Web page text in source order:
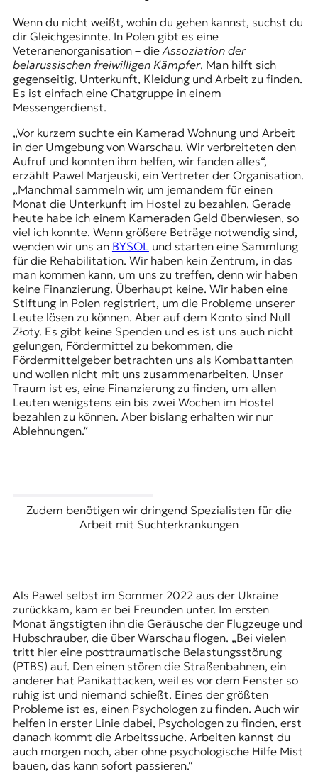
Wenn du nicht weißt, wohin du gehen kannst, suchst du
dir Gleichgesinnte. In Polen gibt es eine
Veteranenorganisation – dieAssoziation der
belarussischen freiwilligen Kämpfer. Man hilft sich
gegenseitig, Unterkunft, Kleidung und Arbeit zu finden.
Es ist einfach eine Chatgruppe in einem
Messengerdienst.
„Vor kurzem suchte ein Kamerad Wohnung und Arbeit
in der Umgebung von Warschau. Wir verbreiteten den
Aufruf und konnten ihm helfen, wir fanden alles“,
erzählt Pawel Marjeuski, ein Vertreter der Organisation.
„Manchmal sammeln wir, um jemandem für einen
Monat die Unterkunft im Hostel zu bezahlen. Gerade
heute habe ich einem Kameraden Geld überwiesen, so
viel ich konnte. Wenn größere Beträge notwendig sind,
wenden wir uns an BYSOL und starten eine Sammlung
für die Rehabilitation. Wir haben kein Zentrum, in das
man kommen kann, um uns zu treffen, denn wir haben
keine Finanzierung. Überhaupt keine. Wir haben eine
Stiftung in Polen registriert, um die Probleme unserer
Leute lösen zu können. Aber auf dem Konto sind Null
Złoty. Es gibt keine Spenden und es ist uns auch nicht
gelungen, Fördermittel zu bekommen, die
Fördermittelgeber betrachten uns als Kombattanten
und wollen nicht mit uns zusammenarbeiten. Unser
Traum ist es, eine Finanzierung zu finden, um allen
Leuten wenigstens ein bis zwei Wochen im Hostel
bezahlen zu können. Aber bislang erhalten wir nur
Ablehnungen.“
Zudem benötigen wir dringend Spezialisten für die
Arbeit mit Suchterkrankungen
Als Pawel selbst im Sommer 2022 aus der Ukraine
zurückkam, kam er bei Freunden unter. Im ersten
Monat ängstigten ihn die Geräusche der Flugzeuge und
Hubschrauber, die über Warschau flogen. „Bei vielen
tritt hier eine posttraumatische Belastungsstörung
(PTBS) auf. Den einen stören die Straßenbahnen, ein
anderer hat Panikattacken, weil es vor dem Fenster so
ruhig ist und niemand schießt. Eines der größten
Probleme ist es, einen Psychologen zu finden. Auch wir
helfen in erster Linie dabei, Psychologen zu finden, erst
danach kommt die Arbeitssuche. Arbeiten kannst du
auch morgen noch, aber ohne psychologische Hilfe Mist
bauen, das kann sofort passieren.“